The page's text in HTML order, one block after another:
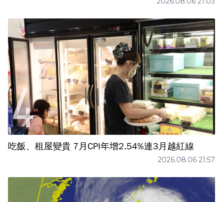
吃飯、租屋變貴 7月CPI年增2.54%連3月越紅線
2026.08.06 21:57